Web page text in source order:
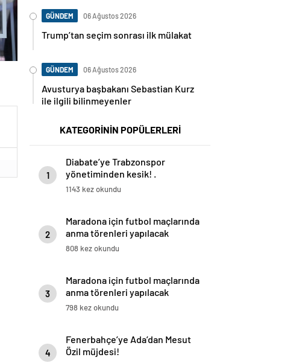
GÜNDEM 06 Ağustos 2026
Trump’tan seçim sonrası ilk mülakat
GÜNDEM 06 Ağustos 2026
Avusturya başbakanı Sebastian Kurz
ile ilgili bilinmeyenler
KATEGORİNİN POPÜLERLERİ
1
Diabate’ye Trabzonspor
yönetiminden kesik! .
1143 kez okundu
2
Maradona için futbol maçlarında
anma törenleri yapılacak
808 kez okundu
3
Maradona için futbol maçlarında
anma törenleri yapılacak
798 kez okundu
4
Fenerbahçe’ye Ada’dan Mesut
Özil müjdesi!